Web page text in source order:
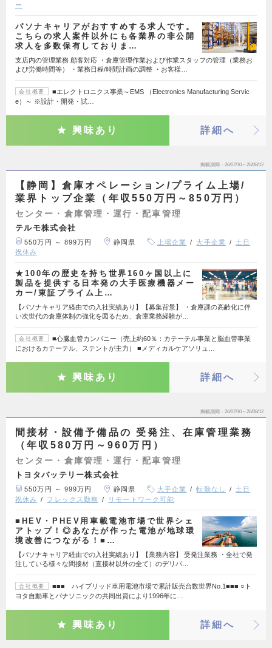
ー
パソナキャリアがおすすめする求人です。
こちらの求人案件以外にも各業界の非公開
求人を多数保有しておりま…
支店内の管理業務 顧客対応 ・倉庫管理作業および作業スタッフの管理（業務お
よび労働時間等） ・業務日程/時間計画の調整 ・お客様…
会社概要
■エレクトロニクス事業～EMS （Electronics Manufacturing Servic
e）～ ※設計・開発・試…
興味あり 詳細へ
掲載期間 26/07/30～26/08/12
【静岡】倉庫オペレーション/プライム上場/
業界トップ企業（年収550万円～850万円）
センター・倉庫管理・運行・配車管理
テルモ株式会社
550万円 ～ 899万円 静岡県 上場企業 大手企業
土日
祝休み
★100年の歴史を持ち世界160ヶ国以上に
製品を提供する日本発の大手医療機器メー
カー/東証プライム上…
【パソナキャリア経由での入社実績あり】【募集背景】 ・倉庫課の高齢化に伴
い次世代の倉庫体制の強化を図るため、倉庫業務経験が…
会社概要
■心臓血管カンパニー（売上約60％：カテーテル事業と脳血管事業
におけるカテーテル、ステントが主力） ■メディカルケアソリュ…
興味あり 詳細へ
掲載期間 26/07/30～26/08/12
間接材・設備予備品の 受発注、在庫管理業務
（年収580万円～960万円）
センター・倉庫管理・運行・配車管理
トヨタバッテリー株式会社
550万円 ～ 999万円 静岡県 大手企業 転勤なし
土日
祝休み
フレックス勤務 リモートワーク可能
■HEV・PHEV用車載電池市場で世界シェ
アトップ！◎あなたが作った電池が地球環
境改善につながる！■…
【パソナキャリア経由での入社実績あり】【業務内容】 受発注業務 ・全社で発
注している様々な間接材（直接材以外の全て）のデリバ…
会社概要
■■■ ハイブリッド車用電池市場で累計販売台数世界No.1■■■ ○ト
ヨタ自動車とパナソニックの共同出資により1996年に…
興味あり 詳細へ